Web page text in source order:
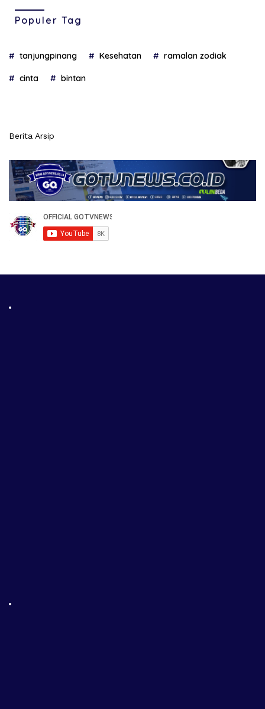
Populer Tag
tanjungpinang Kesehatan ramalan zodiak
cinta bintan
Berita Arsip